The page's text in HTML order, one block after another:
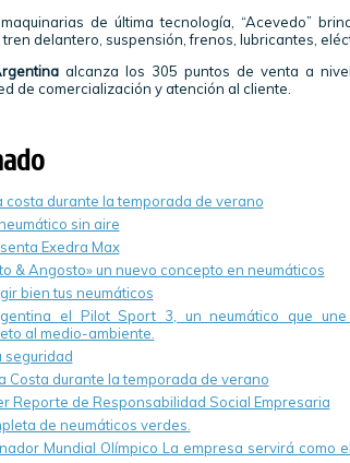
de última tecnología, “Acevedo”
delantero, suspensión, frenos, lubricantes,
alcanza los 305 puntos de venta a
de comercialización y atención al cliente.
durante la temporada de verano
sin aire
Exedra Max
& Angosto» un nuevo concepto en neumáticos
bien tus neumáticos
el Pilot Sport 3, un neumático que
al medio-ambiente.
seguridad
Costa durante la temporada de verano
Reporte de Responsabilidad Social Empresaria
de neumáticos verdes.
Mundial Olímpico La empresa servirá como